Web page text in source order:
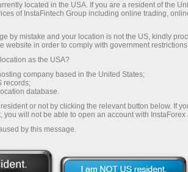
Trading MT5 -
untuk Windows
menjadi trader profesional yang
serangkaian dari teknologi
pekerjaan anda akan dimulai
trading termutakhir dan
MetaTrader 5
located in the USA. If you are a resident of the
of InstaFintech Group including online trading,
by mistake and your location is not the US, kindly
website in order to comply with government
as the USA?
company based in the United States;
records;
database.
or not by clicking the relevant button below. If
will not be able to open an account with InstaForex
by this message.